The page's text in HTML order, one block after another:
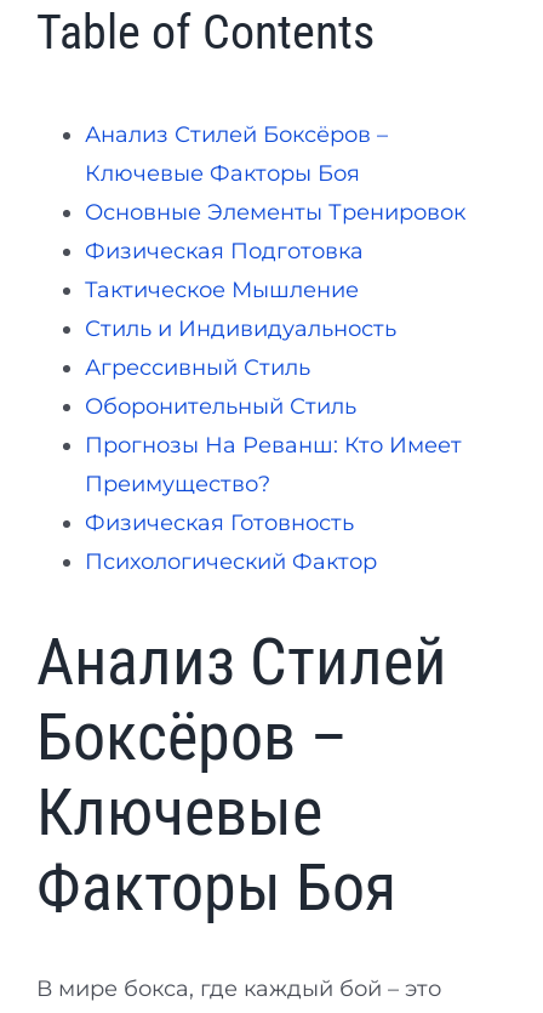
Table of Contents
Анализ Стилей Боксёров –
Ключевые Факторы Боя
Основные Элементы Тренировок
Физическая Подготовка
Тактическое Мышление
Стиль и Индивидуальность
Агрессивный Стиль
Оборонительный Стиль
Прогнозы На Реванш: Кто Имеет
Преимущество?
Физическая Готовность
Психологический Фактор
Анализ Стилей
Боксёров –
Ключевые
Факторы Боя
В мире бокса, где каждый бой – это